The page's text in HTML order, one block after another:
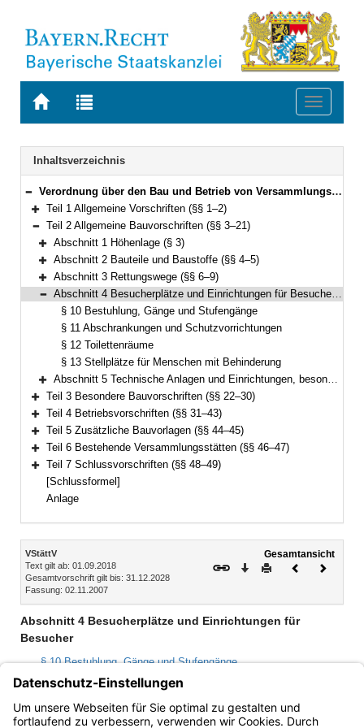
Zur
BAYERN.RECHT
Zur
letzten
Suche
Toggle
Navigation
Inhaltsverzeichnis
Bereich reduzieren
Verordnung über den Bau und Betrieb von Versammlungsstätten (Versammlungsstättenverordnung – VStättV) Vom 2. November 2007 (GVBl. S. 736) BayRS 2132-1-5-B (§§ 1–49)
Bereich erweitern
Teil 1 Allgemeine Vorschriften (§§ 1–2)
Bereich reduzieren
Teil 2 Allgemeine Bauvorschriften (§§ 3–21)
Bereich erweitern
Abschnitt 1 Höhenlage (§ 3)
Bereich erweitern
Abschnitt 2 Bauteile und Baustoffe (§§ 4–5)
Bereich erweitern
Abschnitt 3 Rettungswege (§§ 6–9)
Bereich reduzieren
Abschnitt 4 Besucherplätze und Einrichtungen für Besucher (§§ 10–13)
§ 10 Bestuhlung, Gänge und Stufengänge
§ 11 Abschrankungen und Schutzvorrichtungen
§ 12 Toilettenräume
§ 13 Stellplätze für Menschen mit Behinderung
Bereich erweitern
Abschnitt 5 Technische Anlagen und Einrichtungen, besondere Räume (§§ 14–21)
Bereich erweitern
Teil 3 Besondere Bauvorschriften (§§ 22–30)
Bereich erweitern
Teil 4 Betriebsvorschriften (§§ 31–43)
Bereich erweitern
Teil 5 Zusätzliche Bauvorlagen (§§ 44–45)
Bereich erweitern
Teil 6 Bestehende Versammlungsstätten (§§ 46–47)
Bereich erweitern
Teil 7 Schlussvorschriften (§§ 48–49)
[Schlussformel]
Anlage
Inhalt
VStättV
Text gilt ab: 01.09.2018
Gesamtvorschrift gilt bis: 31.12.2028
Fassung: 02.11.2007
Gesamtansicht
Download
DruckenVorheriges
Abschnitt 4 Besucherplätze und Einrichtungen für
Besucher
§ 10 Bestuhlung, Gänge und Stufengänge
§ 11 Abschrankungen und Schutzvorrichtungen
§ 12 Toilettenräume
§ 13 Stellplätze für Menschen mit Behinderung